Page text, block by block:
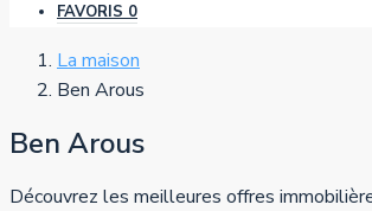
FAVORIS 0
La maison
Ben Arous
Ben Arous
Découvrez les meilleures offres